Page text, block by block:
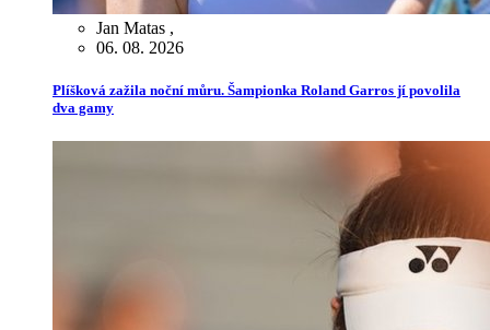
Jan Matas ,
06. 08. 2026
Plíšková zažila noční můru. Šampionka Roland Garros jí povolila
dva gamy